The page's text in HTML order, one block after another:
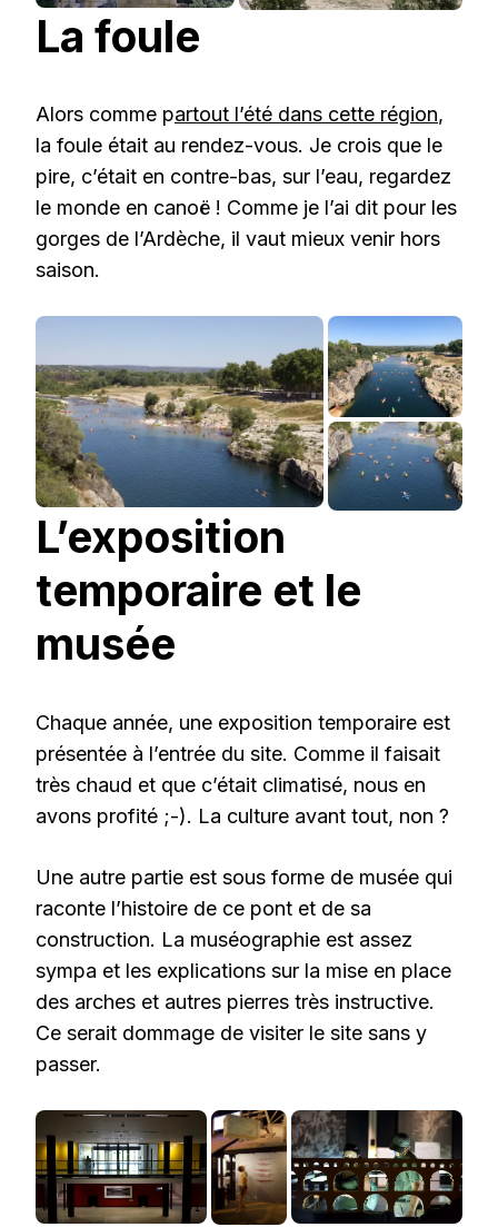
La foule
Alors comme partout l’été dans cette région,
la foule était au rendez-vous. Je crois que le
pire, c’était en contre-bas, sur l’eau, regardez
le monde en canoë ! Comme je l’ai dit pour les
gorges de l’Ardèche, il vaut mieux venir hors
saison.
L’exposition
temporaire et le
musée
Chaque année, une exposition temporaire est
présentée à l’entrée du site. Comme il faisait
très chaud et que c’était climatisé, nous en
avons profité ;-). La culture avant tout, non ?
Une autre partie est sous forme de musée qui
raconte l’histoire de ce pont et de sa
construction. La muséographie est assez
sympa et les explications sur la mise en place
des arches et autres pierres très instructive.
Ce serait dommage de visiter le site sans y
passer.